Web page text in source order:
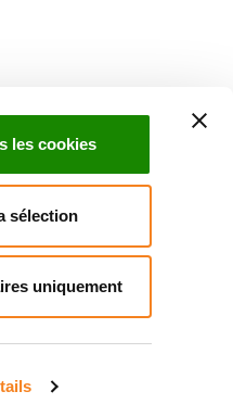
les cookies
sélection
uniquement
the newsletter
Patients' rights
noticePersonal data policy